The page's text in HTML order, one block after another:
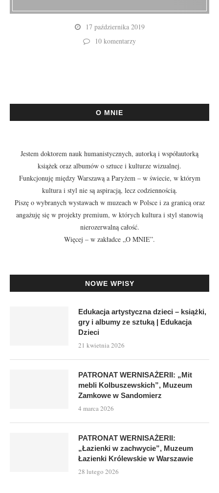
17 października 2019
10 komentarzy
O MNIE
Jestem doktorem nauk humanistycznych, autorką i współautorką
książek oraz albumów o sztuce i kulturze wizualnej.
Funkcjonuję między Warszawą a Paryżem – w świecie, w którym
kultura i styl nie są aspiracją, lecz codziennością.
Piszę o wybranych wystawach w muzeach w Polsce i za granicą oraz
angażuję się w projekty premium, w których kultura i styl stanowią
nierozerwalną całość.
Więcej – w zakładce „O MNIE”.
NOWE WPISY
Edukacja artystyczna dzieci – książki,
gry i albumy ze sztuką | Edukacja
Dzieci
21 kwietnia 2026
PATRONAT WERNISAŻERII: „Mit
mebli Kolbuszewskich”, Muzeum
Zamkowe w Sandomierz
4 marca 2026
PATRONAT WERNISAŻERII:
„Łazienki w zachwycie”, Muzeum
Łazienki Królewskie w Warszawie
28 lutego 2026